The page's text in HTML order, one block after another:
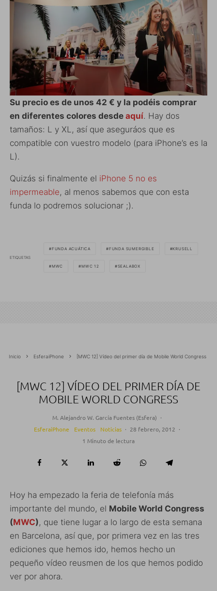
Su precio es de unos 42 € y la podéis comprar
en diferentes colores desde aquí. Hay dos
tamaños: L y XL, así que aseguráos que es
compatible con vuestro modelo (para iPhone’s es la
L).
Quizás si finalmente el iPhone 5 no es
impermeable, al menos sabemos que con esta
funda lo podremos solucionar ;).
ETIQUETAS
FUNDA ACUÁTICA FUNDA SUMERGIBLE KRUSELL
MWC MWC 12 SEALABOX
Inicio EsferaiPhone [MWC 12] Vídeo del primer día de Mobile World Congress
[MWC 12] VÍDEO DEL PRIMER DÍA DE
MOBILE WORLD CONGRESS
M. Alejandro W. García Fuentes (Esfera) ·
EsferaiPhone
Eventos Noticias · 28 febrero, 2012 ·
1 Minuto de lectura
Hoy ha empezado la feria de telefonía más
importante del mundo, el Mobile World Congress
(MWC), que tiene lugar a lo largo de esta semana
en Barcelona, así que, por primera vez en las tres
ediciones que hemos ido, hemos hecho un
pequeño vídeo reusmen de los que hemos podido
ver por ahora.